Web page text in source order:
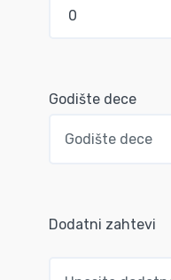
Godište dece
Dodatni zahtevi